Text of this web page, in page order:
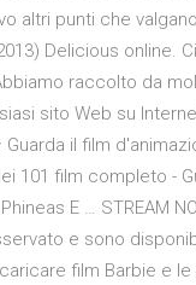
altri punti che
Delicious online.
raccolto da
sito Web su
il film
101 film completo -
E … STREAM
e sono
film Barbie e